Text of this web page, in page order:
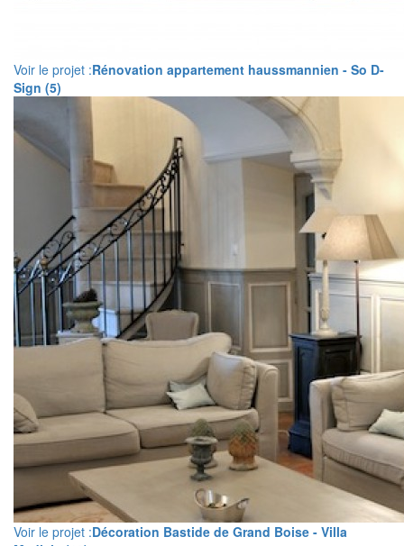
Voir le projet :Rénovation appartement haussmannien - So D-
Sign (5)
Voir le projet :Décoration Bastide de Grand Boise - Villa